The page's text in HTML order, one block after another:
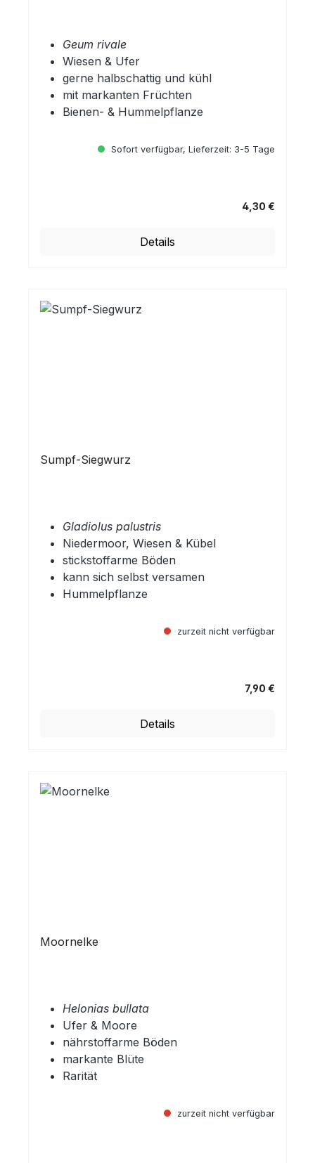
Geum rivale
Wiesen & Ufer
gerne halbschattig und kühl
mit markanten Früchten
Bienen- & Hummelpflanze
Sofort verfügbar, Lieferzeit: 3-5 Tage
4,30 €
Details
Sumpf-Siegwurz
Gladiolus palustris
Niedermoor, Wiesen & Kübel
stickstoffarme Böden
kann sich selbst versamen
Hummelpflanze
zurzeit nicht verfügbar
7,90 €
Details
Moornelke
Helonias bullata
Ufer & Moore
nährstoffarme Böden
markante Blüte
Rarität
zurzeit nicht verfügbar